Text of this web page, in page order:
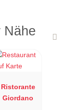
Nähe
Ristorante
Giordano